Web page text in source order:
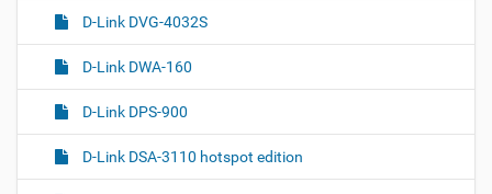
D-Link DVG-4032S
D-Link DWA-160
D-Link DPS-900
D-Link DSA-3110 hotspot edition